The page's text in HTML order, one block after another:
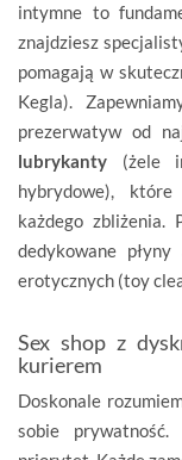
intymne to
znajdziesz
pomagają w
Kegla).
prezerwatyw od
lubrykanty (żele
hybrydowe),
każdego zbliżenia.
dedykowane
erotycznych (toy
Sex shop z
kurierem
Doskonale
sobie prywatność.